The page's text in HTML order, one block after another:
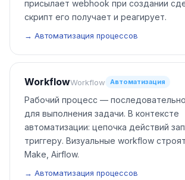
присылает webhook при создании
скрипт его получает и реагирует.
→ Автоматизация процессов
WorkflowWorkflow Автоматизация
Рабочий процесс —
для выполнения задачи. В контексте
автоматизации: цепочка действий
триггеру. Визуальные workflow
Make, Airflow.
→ Автоматизация процессов